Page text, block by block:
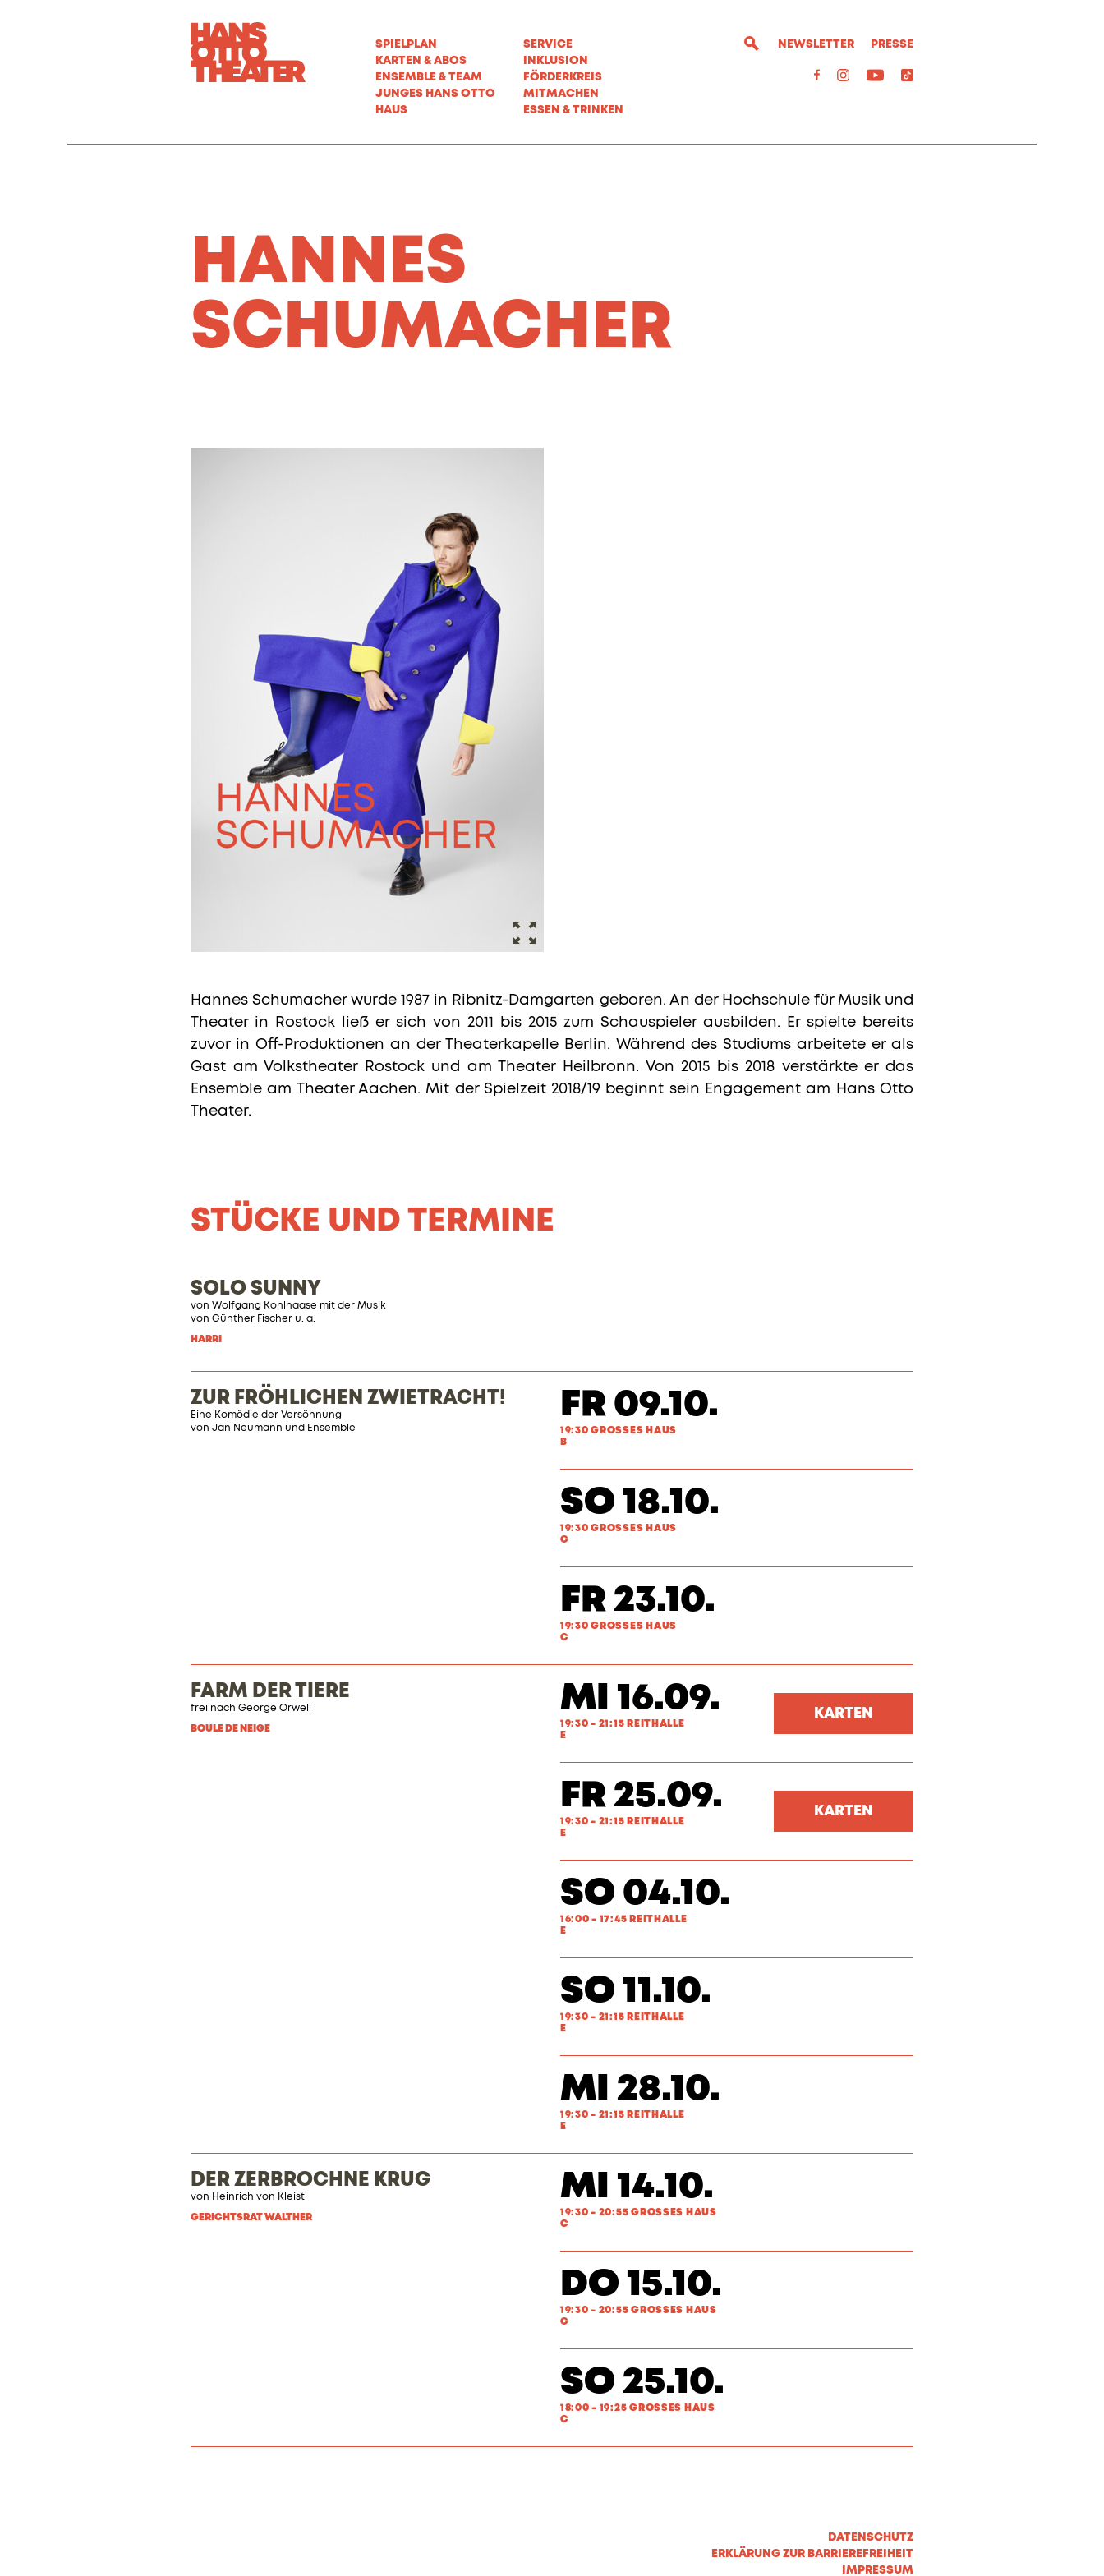
SPIELPLAN
KARTEN & ABOS
ENSEMBLE & TEAM
JUNGES HANS OTTO
HAUS
SERVICE
INKLUSION
FÖRDERKREIS
MITMACHEN
ESSEN & TRINKEN
NEWSLETTER PRESSE
HANNES
SCHUMACHER
Hannes Schumacher wurde 1987 in Ribnitz-Damgarten geboren. An der Hochschule für Musik und
Theater in Rostock ließ er sich von 2011 bis 2015 zum Schauspieler ausbilden. Er spielte bereits
zuvor in Off-Produktionen an der Theaterkapelle Berlin. Während des Studiums arbeitete er als
Gast am Volkstheater Rostock und am Theater Heilbronn. Von 2015 bis 2018 verstärkte er das
Ensemble am Theater Aachen. Mit der Spielzeit 2018/19 beginnt sein Engagement am Hans Otto
Theater.
STÜCKE UND TERMINE
SOLO SUNNY
von Wolfgang Kohlhaase mit der Musik
von Günther Fischer u. a.
HARRI
ZUR FRÖHLICHEN ZWIETRACHT!
Eine Komödie der Versöhnung
von Jan Neumann und Ensemble
FR 09.10.
19:30 GROSSES HAUS
B
SO 18.10.
19:30 GROSSES HAUS
C
FR 23.10.
19:30 GROSSES HAUS
C
FARM DER TIERE
frei nach George Orwell
BOULE DE NEIGE
MI 16.09.
19:30 - 21:15 REITHALLE
E
KARTEN
FR 25.09.
19:30 - 21:15 REITHALLE
E
KARTEN
SO 04.10.
16:00 - 17:45 REITHALLE
E
SO 11.10.
19:30 - 21:15 REITHALLE
E
MI 28.10.
19:30 - 21:15 REITHALLE
E
DER ZERBROCHNE KRUG
von Heinrich von Kleist
GERICHTSRAT WALTHER
MI 14.10.
19:30 - 20:55 GROSSES HAUS
C
DO 15.10.
19:30 - 20:55 GROSSES HAUS
C
SO 25.10.
18:00 - 19:25 GROSSES HAUS
C
DATENSCHUTZ
ERKLÄRUNG ZUR BARRIEREFREIHEIT
IMPRESSUM